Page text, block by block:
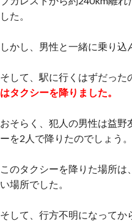
した。
しかし、男性と一緒に乗り込
そして、駅に行くはずだった
はタクシーを降りました。
おそらく、犯人の男性は益
ーを2人で降りたのでしょう。
このタクシーを降りた場所
い場所でした。
そして、行方不明になって